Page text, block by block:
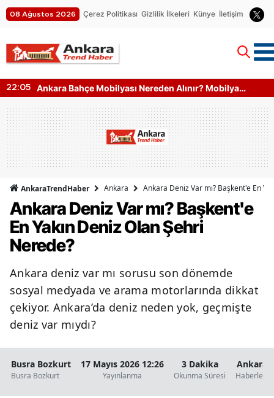
08 Ağustos 2026 Çerez Politikası Gizlilik İlkeleri Künye İletişim
22:05
Ankara Bahçe Mobilyası Nereden Alınır? Mobilya
AnkaraTrendHaber Ankara Ankara Deniz Var mı? Başkent'e En
Ankara Deniz Var mı? Başkent'e
En Yakın Deniz Olan Şehri
Nerede?
Ankara deniz var mı sorusu son dönemde
sosyal medyada ve arama motorlarında dikkat
çekiyor. Ankara’da deniz neden yok, geçmişte
deniz var mıydı?
Busra Bozkurt
Busra Bozkurt
17 Mayıs 2026 12:26
Yayınlanma
3 Dakika
Okunma Süresi
Ankara
Haberleri